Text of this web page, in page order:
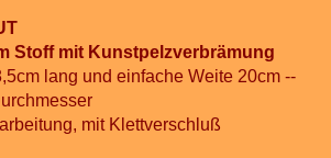
Stoff mit Kunstpelzverbrämung
lang und einfache Weite 20cm --
, mit Klettverschluß